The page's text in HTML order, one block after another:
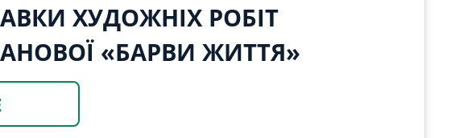
ХУДОЖНІХ РОБІТ
«БАРВИ ЖИТТЯ»